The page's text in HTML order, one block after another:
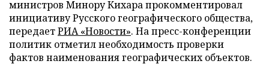
министров Минору Кихара прокомментировал
инициативу Русского географического общества,
передаетРИА «Новости». На пресс-конференции
политик отметил необходимость проверки
фактов наименования географических объектов.